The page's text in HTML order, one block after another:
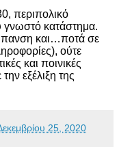
περιπολικό
γνωστό κατάστημα.
και…ποτά σε
ούτε
και ποινικές
εξέλιξη της
25, 2020